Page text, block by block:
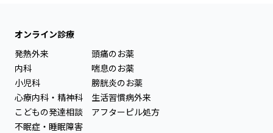
オンライン診療
発熱外来
内科
小児科
心療内科・精神科
こどもの発達相談
不眠症・睡眠障害
頭痛のお薬
喘息のお薬
膀胱炎のお薬
生活習慣病外来
アフターピル処方